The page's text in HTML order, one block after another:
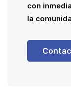
con
la